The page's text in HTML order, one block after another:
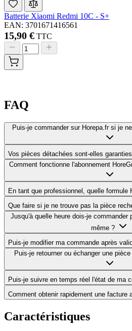
Batterie Xiaomi Redmi 10C - S+
EAN: 3701671416561
15,90 € TTC
FAQ
Puis-je commander sur Horepa.fr si je
Vos pièces détachées sont-elles
Comment fonctionne l'abonnement
En tant que professionnel, quelle formule
Que faire si je ne trouve pas la pièce
Jusqu'à quelle heure dois-je commander
même ?
Puis-je modifier ma commande après
Puis-je retourner ou échanger une
Puis-je suivre en temps réel l'état de ma
Comment obtenir rapidement une facture
Caractéristiques